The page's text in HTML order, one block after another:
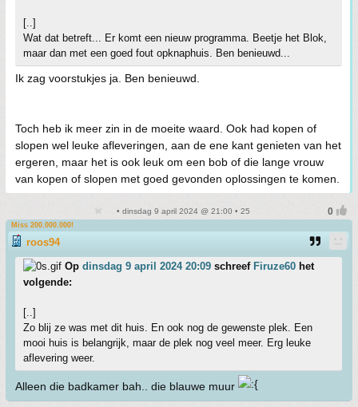
[..]
Wat dat betreft... Er komt een nieuw programma. Beetje het Blok,
maar dan met een goed fout opknaphuis. Ben benieuwd...
Ik zag voorstukjes ja. Ben benieuwd.
Toch heb ik meer zin in de moeite waard. Ook had kopen of
slopen wel leuke afleveringen, aan de ene kant genieten van het
ergeren, maar het is ook leuk om een bob of die lange vrouw
van kopen of slopen met goed gevonden oplossingen te komen.
• dinsdag 9 april 2024 @ 21:00 • 25
Miss 200.000.000!
roos94
Op dinsdag 9 april 2024 20:09 schreef Firuze60 het
volgende:
[..]
Zo blij ze was met dit huis. En ook nog de gewenste plek. Een
mooi huis is belangrijk, maar de plek nog veel meer. Erg leuke
aflevering weer.
Alleen die badkamer bah.. die blauwe muur